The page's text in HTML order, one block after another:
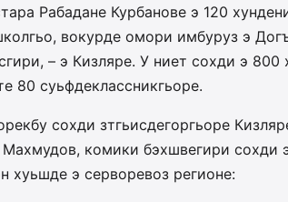
Рабадане Курбанове э 120
вокурде омори имбуруз э
– э Кизляре. У ниет сохди э 800
80 суьфдеклассникгьоре.
сохди зтгьисдегоргьоре
комики бэхшвегири сохди
хуьшде э серворевоз регионе: